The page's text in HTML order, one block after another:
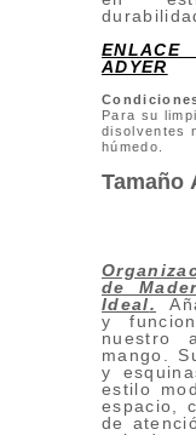
ADYER
Para su
disolventes
húmedo.
Tamaño
de
Ideal.
y
nuestro
mango.
y
estilo
espacio,
de